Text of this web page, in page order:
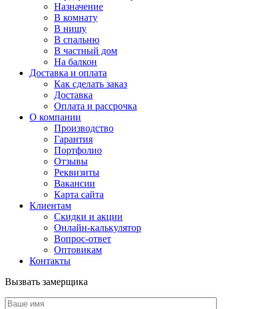
Назначение
В комнату
В нишу
В спальню
В частный дом
На балкон
Доставка и оплата
Как сделать заказ
Доставка
Оплата и рассрочка
О компании
Производство
Гарантия
Портфолио
Отзывы
Реквизиты
Вакансии
Карта сайта
Клиентам
Скидки и акции
Онлайн-калькулятор
Вопрос-ответ
Оптовикам
Контакты
Вызвать замерщика